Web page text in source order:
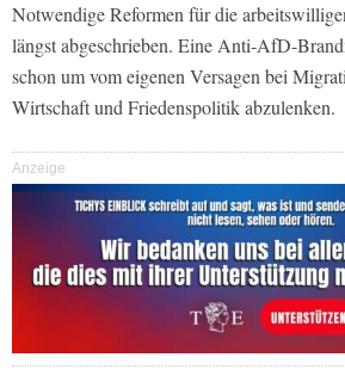
Notwendige Reformen für die
längst abgeschrieben. Eine Anti-AfD-
schon um vom eigenen Versagen bei
Wirtschaft und Friedenspolitik abzulenken.
Anzeige